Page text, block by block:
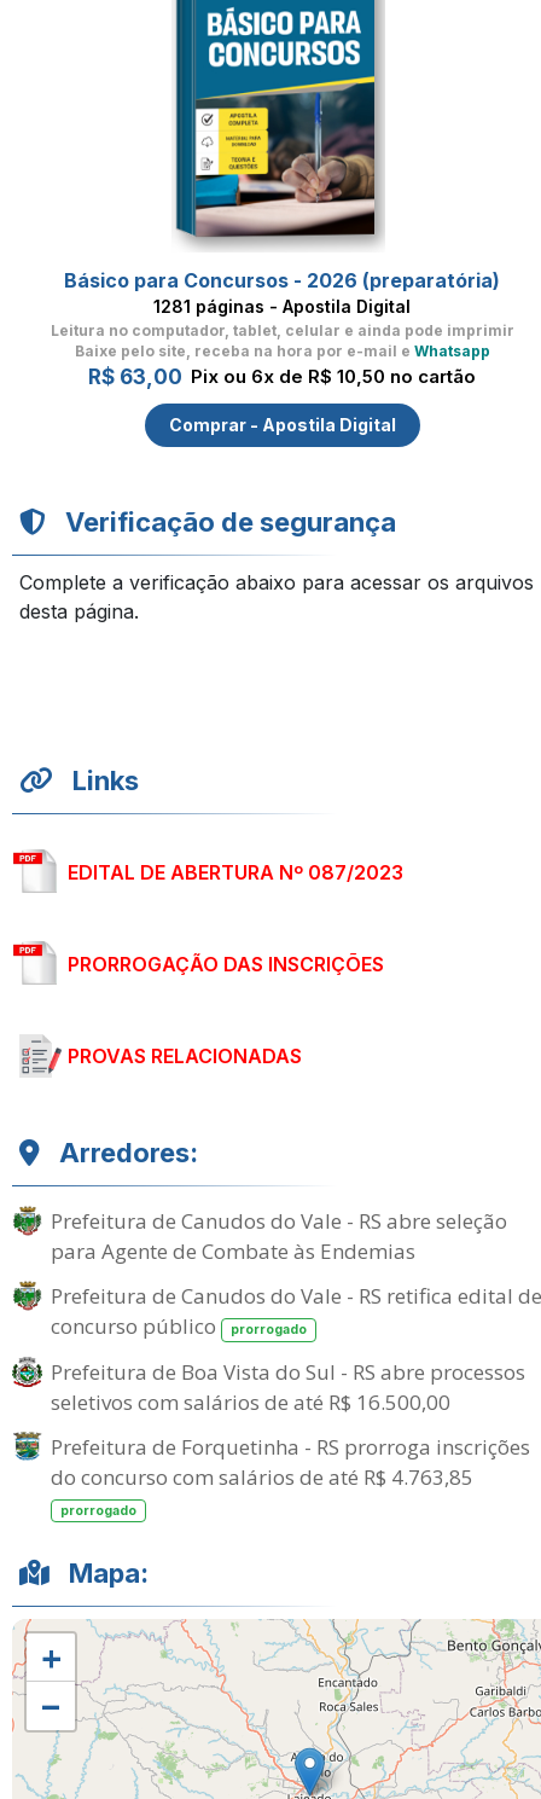
Básico para Concursos - 2026 (preparatória)
1281 páginas - Apostila Digital
Leitura no computador, tablet, celular e ainda pode imprimir
Baixe pelo site, receba na hora por e-mail e Whatsapp
R$ 63,00 Pix ou 6x de R$ 10,50 no cartão
Comprar - Apostila Digital
Verificação de segurança
Complete a verificação abaixo para acessar os arquivos
desta página.
Links
EDITAL DE ABERTURA Nº 087/2023
PRORROGAÇÃO DAS INSCRIÇÕES
PROVAS RELACIONADAS
Arredores:
Prefeitura de Canudos do Vale - RS abre seleção
para Agente de Combate às Endemias
Prefeitura de Canudos do Vale - RS retifica edital de
concurso público
prorrogado
Prefeitura de Boa Vista do Sul - RS abre processos
seletivos com salários de até R$ 16.500,00
Prefeitura de Forquetinha - RS prorroga inscrições
do concurso com salários de até R$ 4.763,85
prorrogado
Mapa:
+
−